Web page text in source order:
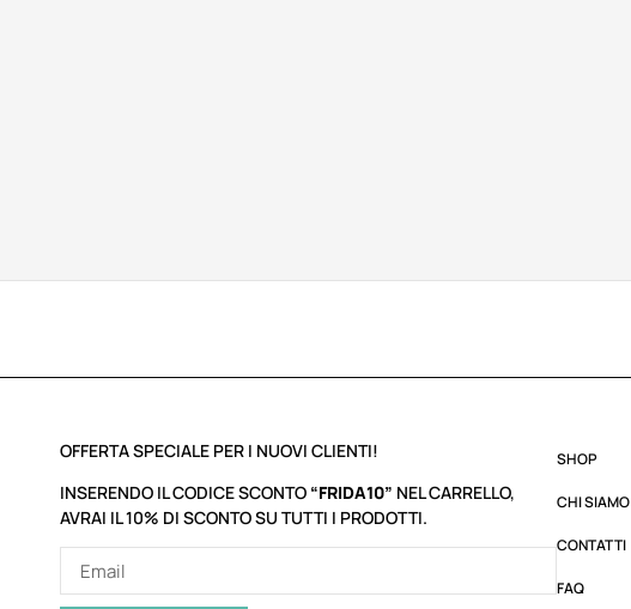
OFFERTA SPECIALE PER I NUOVI CLIENTI!
INSERENDO IL CODICE SCONTO “FRIDA10” NEL CARRELLO,
AVRAI IL 10% DI SCONTO SU TUTTI I PRODOTTI.
SHOP
CHI SIAMO
CONTATTI
FAQ